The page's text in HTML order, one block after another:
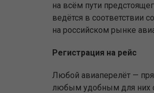
на всём пути
ведётся в соответствии
на российском рынке
Регистрация на рейс
Любой авиаперелёт —
любым удобным для них